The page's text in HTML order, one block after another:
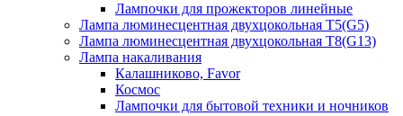
Лампочки для прожекторов линейные
Лампа люминесцентная двухцокольная Т5(G5)
Лампа люминесцентная двухцокольная Т8(G13)
Лампа накаливания
Калашниково, Favor
Космос
Лампочки для бытовой техники и ночников